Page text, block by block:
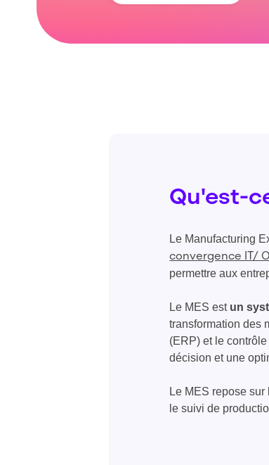
Qu'est-
Le Manufacturing
convergence IT/
permettre aux
Le MES est un
transformation des
(ERP) et le
décision et une
Le MES repose sur
le suivi de